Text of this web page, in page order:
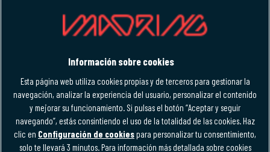
Español
Español
Información sobre cookies
Esta página web utiliza cookies propias y de terceros para gestionar la
navegación, analizar la experiencia del usuario, personalizar el contenido
y mejorar su funcionamiento. Si pulsas el botón “Aceptar y seguir
navegando”, estás consintiendo el uso de la totalidad de las cookies. Haz
clic en Configuración de cookiespara personalizar tu consentimiento,
solo te llevará 3 minutos. Para información más detallada sobre cookies